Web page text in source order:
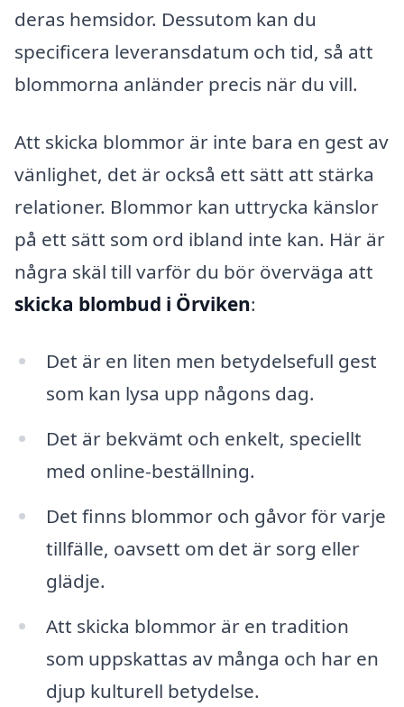
deras hemsidor. Dessutom kan du
specificera leveransdatum och tid, så att
blommorna anländer precis när du vill.
Att skicka blommor är inte bara en gest av
vänlighet, det är också ett sätt att stärka
relationer. Blommor kan uttrycka känslor
på ett sätt som ord ibland inte kan. Här är
några skäl till varför du bör överväga att
skicka blombud i Örviken:
Det är en liten men betydelsefull gest
som kan lysa upp någons dag.
Det är bekvämt och enkelt, speciellt
med online-beställning.
Det finns blommor och gåvor för varje
tillfälle, oavsett om det är sorg eller
glädje.
Att skicka blommor är en tradition
som uppskattas av många och har en
djup kulturell betydelse.